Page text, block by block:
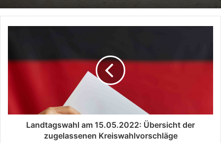
Landtagswahl am 15.05.2022: Übersicht der
zugelassenen Kreiswahlvorschläge